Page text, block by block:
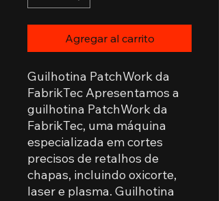
Agregar al carrito
Guilhotina PatchWork da
FabrikTec Apresentamos a
guilhotina PatchWork da
FabrikTec, uma máquina
especializada em cortes
precisos de retalhos de
chapas, incluindo oxicorte,
laser e plasma. Guilhotina